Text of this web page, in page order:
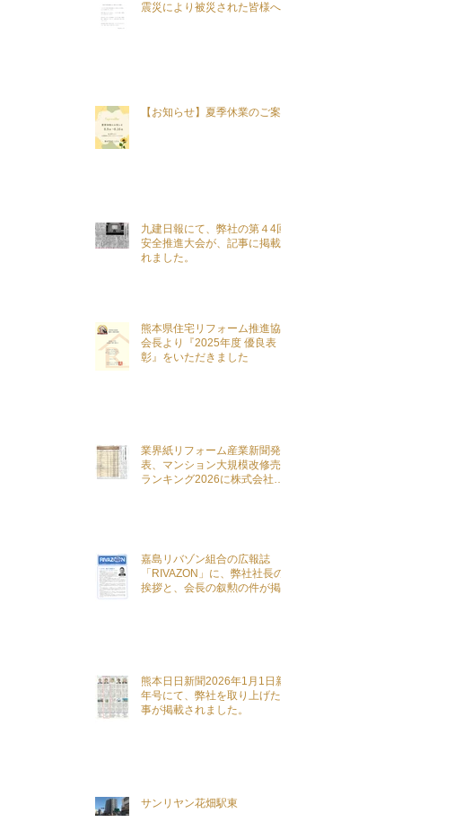
震災により被災された皆様へ
【お知らせ】夏季休業のご案内
九建日報にて、弊社の第４4回
安全推進大会が、記事に掲載さ
れました。
熊本県住宅リフォーム推進協議
会長より『2025年度 優良表
彰』をいただきました
業界紙リフォーム産業新聞発
表、マンション大規模改修売上
ランキング2026に株式会社こ
嘉島リバゾン組合の広報誌
「RIVAZON」に、弊社社長の
挨拶と、会長の叙勲の件が掲載
熊本日日新聞2026年1月1日新
年号にて、弊社を取り上げた記
事が掲載されました。
サンリヤン花畑駅東